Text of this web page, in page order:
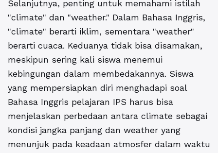
Selanjutnya, penting untuk memahami istilah
"climate" dan "weather." Dalam Bahasa Inggris,
"climate" berarti iklim, sementara "weather"
berarti cuaca. Keduanya tidak bisa disamakan,
meskipun sering kali siswa menemui
kebingungan dalam membedakannya. Siswa
yang mempersiapkan diri menghadapi soal
Bahasa Inggris pelajaran IPS harus bisa
menjelaskan perbedaan antara climate sebagai
kondisi jangka panjang dan weather yang
menunjuk pada keadaan atmosfer dalam waktu